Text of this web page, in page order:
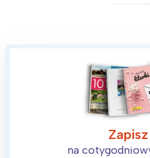
na